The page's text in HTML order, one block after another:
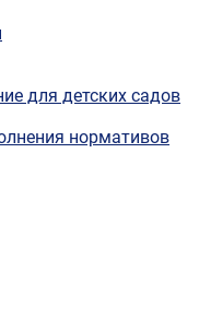
для детских садов
нормативов